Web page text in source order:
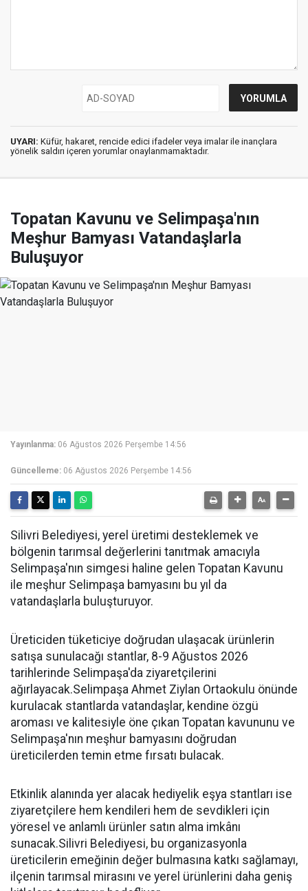
UYARI: Küfür, hakaret, rencide edici ifadeler veya imalar ile inançlara
yönelik saldırı içeren yorumlar onaylanmamaktadır.
Topatan Kavunu ve Selimpaşa'nın
Meşhur Bamyası Vatandaşlarla
Buluşuyor
Yayınlanma: 06 Ağustos 2026 Perşembe 14:56
Güncelleme: 06 Ağustos 2026 Perşembe 14:56
Silivri Belediyesi, yerel üretimi desteklemek ve
bölgenin tarımsal değerlerini tanıtmak amacıyla
Selimpaşa'nın simgesi haline gelen Topatan Kavunu
ile meşhur Selimpaşa bamyasını bu yıl da
vatandaşlarla buluşturuyor.
Üreticiden tüketiciye doğrudan ulaşacak ürünlerin
satışa sunulacağı stantlar, 8-9 Ağustos 2026
tarihlerinde Selimpaşa'da ziyaretçilerini
ağırlayacak.Selimpaşa Ahmet Ziylan Ortaokulu önünde
kurulacak stantlarda vatandaşlar, kendine özgü
aroması ve kalitesiyle öne çıkan Topatan kavununu ve
Selimpaşa'nın meşhur bamyasını doğrudan
üreticilerden temin etme fırsatı bulacak.
Etkinlik alanında yer alacak hediyelik eşya stantları ise
ziyaretçilere hem kendileri hem de sevdikleri için
yöresel ve anlamlı ürünler satın alma imkânı
sunacak.Silivri Belediyesi, bu organizasyonla
üreticilerin emeğinin değer bulmasına katkı sağlamayı,
ilçenin tarımsal mirasını ve yerel ürünlerini daha geniş